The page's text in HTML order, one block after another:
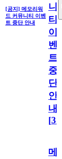
[공지] 메모리워
드 커뮤니티 이벤
트 중단 안내
니
티
이
벤
트
중
단
안
내
[31
메